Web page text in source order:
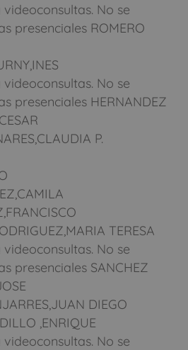
videoconsultas. No se
presenciales ROMERO
videoconsultas. No se
presenciales HERNANDEZ
P.
TERESA
videoconsultas. No se
presenciales SANCHEZ
DIEGO
,ENRIQUE
videoconsultas. No se